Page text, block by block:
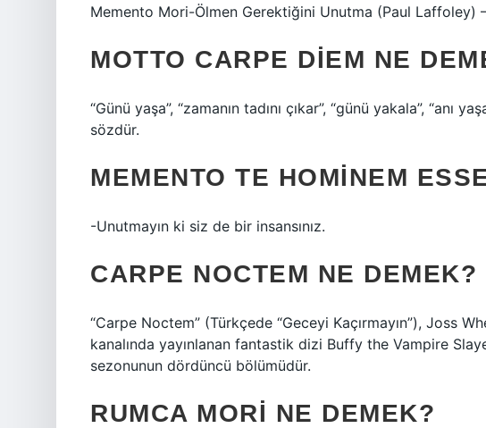
Memento Mori-Ölmen Gerektiğini Unutma (Paul Laffoley)
MOTTO CARPE DIEM NE
“Günü yaşa”, “zamanın tadını çıkar”, “günü yakala”, “anı
sözdür.
MEMENTO TE HOMINEM
-Unutmayın ki siz de bir insansınız.
CARPE NOCTEM NE DEMEK?
“Carpe Noctem” (Türkçede “Geceyi Kaçırmayın”), Joss
kanalında yayınlanan fantastik dizi Buffy the Vampire
sezonunun dördüncü bölümüdür.
RUMCA MORI NE DEMEK?